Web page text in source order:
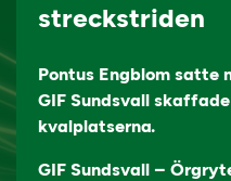
streckstriden
Pontus Engblom satte
GIF Sundsvall
kvalplatserna.
GIF Sundsvall –